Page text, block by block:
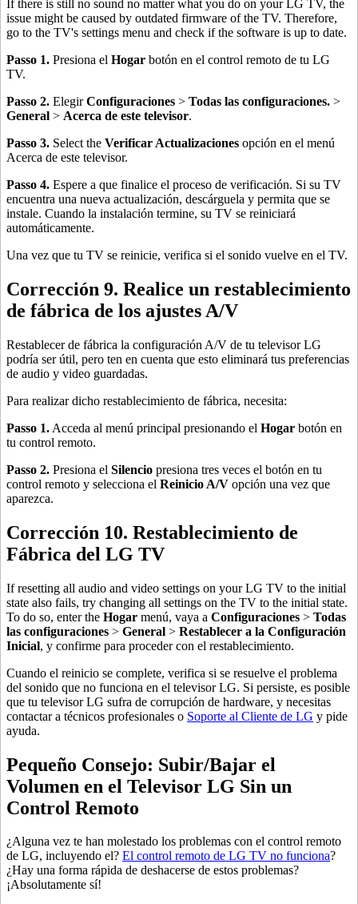
If there is still no sound no matter what you do on your LG TV, the
issue might be caused by outdated firmware of the TV. Therefore,
go to the TV's settings menu and check if the software is up to date.
Passo 1. Presiona el Hogar botón en el control remoto de tu LG
TV.
Passo 2. ElegirConfiguraciones > Todas las configuraciones. >
General > Acerca de este televisor.
Passo 3. Select the Verificar Actualizaciones opción en el menú
Acerca de este televisor.
Passo 4. Espere a que finalice el proceso de verificación. Si su TV
encuentra una nueva actualización, descárguela y permita que se
instale. Cuando la instalación termine, su TV se reiniciará
automáticamente.
Una vez que tu TV se reinicie, verifica si el sonido vuelve en el TV.
Corrección 9. Realice un restablecimiento
de fábrica de los ajustes A/V
Restablecer de fábrica la configuración A/V de tu televisor LG
podría ser útil, pero ten en cuenta que esto eliminará tus preferencias
de audio y video guardadas.
Para realizar dicho restablecimiento de fábrica, necesita:
Passo 1. Acceda al menú principal presionando el Hogar botón en
tu control remoto.
Passo 2. Presiona el Silencio presiona tres veces el botón en tu
control remoto y selecciona el Reinicio A/V opción una vez que
aparezca.
Corrección 10. Restablecimiento de
Fábrica del LG TV
If resetting all audio and video settings on your LG TV to the initial
state also fails, try changing all settings on the TV to the initial state.
To do so, enter the Hogar menú, vaya a Configuraciones > Todas
las configuraciones > General > Restablecer a la Configuración
Inicial, y confirme para proceder con el restablecimiento.
Cuando el reinicio se complete, verifica si se resuelve el problema
del sonido que no funciona en el televisor LG. Si persiste, es posible
que tu televisor LG sufra de corrupción de hardware, y necesitas
contactar a técnicos profesionales o Soporte al Cliente de LG y pide
ayuda.
Pequeño Consejo: Subir/Bajar el
Volumen en el Televisor LG Sin un
Control Remoto
¿Alguna vez te han molestado los problemas con el control remoto
de LG, incluyendo el? El control remoto de LG TV no funciona?
¿Hay una forma rápida de deshacerse de estos problemas?
¡Absolutamente sí!